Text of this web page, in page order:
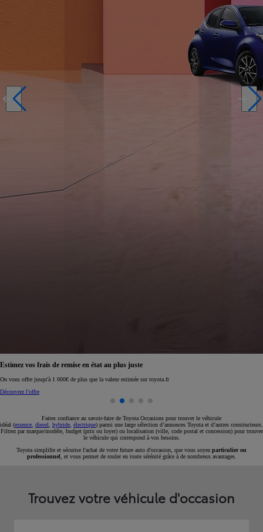
Réservez en ligne votre occasion pour 1€ seulement
Réservez en ligne
Faites confiance au savoir-faire de Toyota Occasions pour trouver le véhicule
idéal (essence diesel hybride électrique) parmi une large sélection d’annonces Toyota et d’autres constructeurs.
Filtrez par marque/modèle, budget (prix ou loyer) ou localisation (ville, code postal et concession) pour trouver
le véhicule qui correspond à vos besoins.
Toyota simplifie et sécurise l'achat de votre future auto d'occasion, que vous soyez particulier ou
professionnel , et vous permet de rouler en toute sérénité grâce à de nombreux avantages.
Trouvez votre véhicule d'occasion